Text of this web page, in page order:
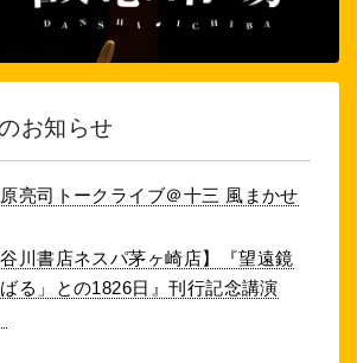
お知らせ
原亮司トークライブ＠十三 風まかせ
谷川書店ネスパ茅ヶ崎店】『望遠鏡
る」との1826日』刊行記念講演